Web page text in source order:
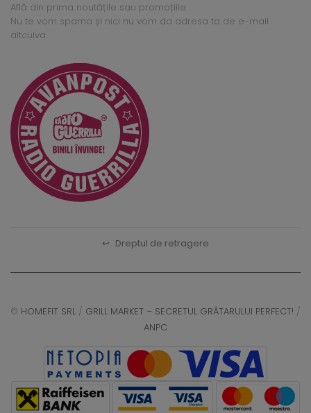
Află din prima noutățile sau promoțiile.
Nu te vom spama și nici nu vom da adresa ta de e-mail
altcuiva.
↩ Dreptul de retragere
© HOMEFIT SRL / GRILL MARKET – SECRETUL GRĂTARULUI PERFECT! /
ANPC